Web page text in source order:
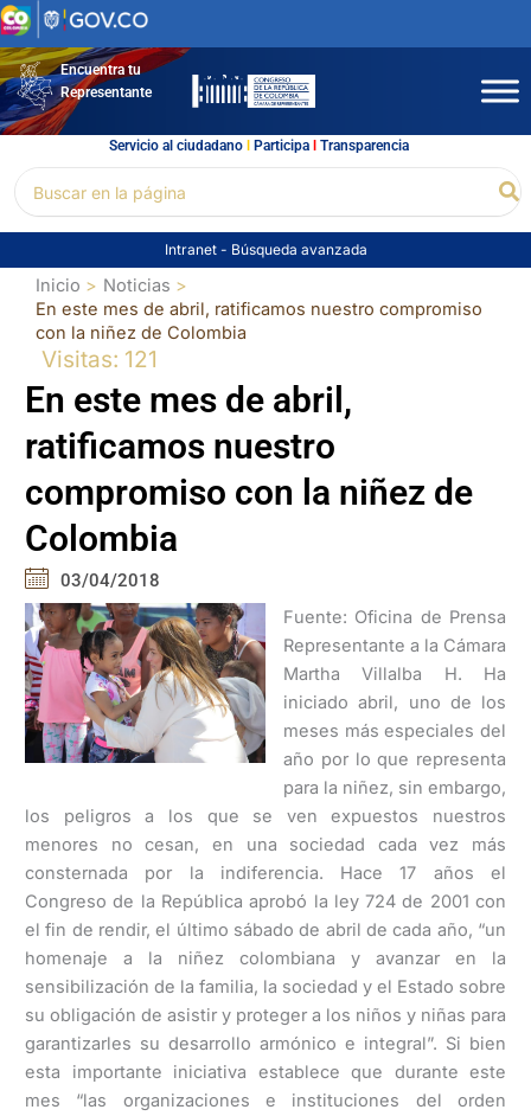
Ir
al
contenidoEncuentra tu
Representante
Servicio al ciudadano l Participal Transparencia
por:
Intranet - Búsqueda avanzada
Inicio
Noticias
En este mes de abril, ratificamos nuestro compromiso
con la niñez de Colombia
Visitas: 121
En este mes de abril,
ratificamos nuestro
compromiso con la niñez de
Colombia
03/04/2018
Fuente: Oficina de Prensa
Representante a la Cámara
Martha Villalba H. Ha
iniciado abril, uno de los
meses más especiales del
año por lo que representa
para la niñez, sin embargo,
los peligros a los que se ven expuestos nuestros
menores no cesan, en una sociedad cada vez más
consternada por la indiferencia. Hace 17 años el
Congreso de la República aprobó la ley 724 de 2001 con
el fin de rendir, el último sábado de abril de cada año, “un
homenaje a la niñez colombiana y avanzar en la
sensibilización de la familia, la sociedad y el Estado sobre
su obligación de asistir y proteger a los niños y niñas para
garantizarles su desarrollo armónico e integral”. Si bien
esta importante iniciativa establece que durante este
mes “las organizaciones e instituciones del orden